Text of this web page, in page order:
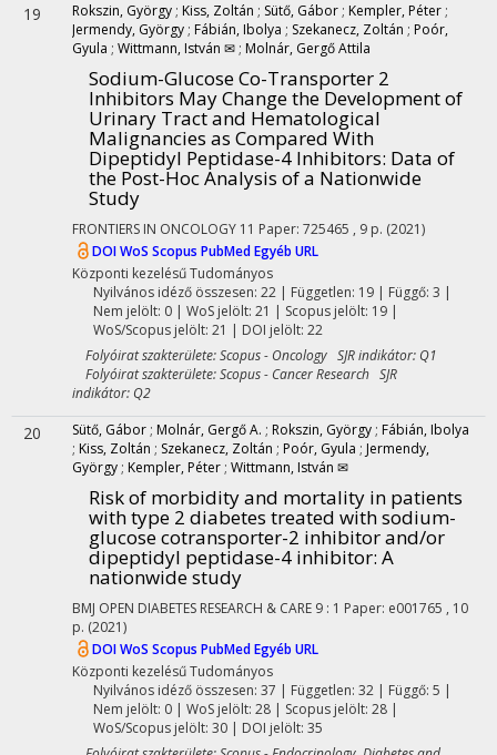
19 Rokszin, György ; Kiss, Zoltán ; Sütő, Gábor ; Kempler, Péter ;
Jermendy, György ; Fábián, Ibolya ; Szekanecz, Zoltán ; Poór,
Gyula ; Wittmann, István ✉ ; Molnár, Gergő Attila
Sodium-Glucose Co-Transporter 2
Inhibitors May Change the Development of
Urinary Tract and Hematological
Malignancies as Compared With
Dipeptidyl Peptidase-4 Inhibitors: Data of
the Post-Hoc Analysis of a Nationwide
Study
FRONTIERS IN ONCOLOGY 11 Paper: 725465 , 9 p. (2021)
DOIWoS Scopus PubMedEgyéb URL
Központi kezelésűTudományos
Nyilvános idéző összesen: 22| Független: 19 | Függő: 3 |
Nem jelölt: 0 | WoS jelölt: 21 | Scopus jelölt: 19 |
WoS/Scopus jelölt: 21 | DOI jelölt: 22
Folyóirat szakterülete: Scopus - Oncology SJR indikátor: Q1
Folyóirat szakterülete: Scopus - Cancer Research SJR
indikátor: Q2
20 Sütő, Gábor ; Molnár, Gergő A. ; Rokszin, György ; Fábián, Ibolya
; Kiss, Zoltán ; Szekanecz, Zoltán ; Poór, Gyula ; Jermendy,
György ; Kempler, Péter ; Wittmann, István ✉
Risk of morbidity and mortality in patients
with type 2 diabetes treated with sodium-
glucose cotransporter-2 inhibitor and/or
dipeptidyl peptidase-4 inhibitor: A
nationwide study
BMJ OPEN DIABETES RESEARCH & CARE 9 : 1 Paper: e001765 , 10
p. (2021)
DOIWoS Scopus PubMedEgyéb URL
Központi kezelésűTudományos
Nyilvános idéző összesen: 37 | Független: 32 | Függő: 5 |
Nem jelölt: 0 | WoS jelölt: 28 | Scopus jelölt: 28 |
WoS/Scopus jelölt: 30 | DOI jelölt: 35